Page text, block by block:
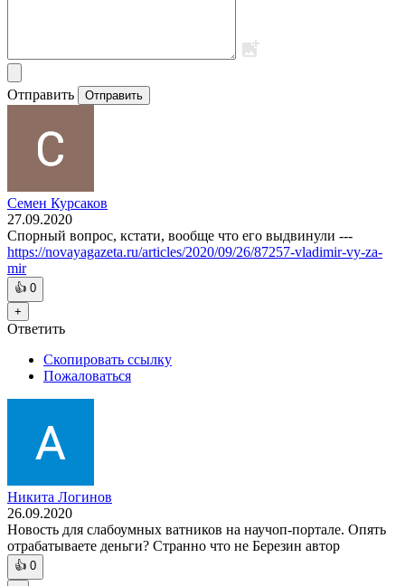
Отправить Отправить
Семен Курсаков
27.09.2020
Спорный вопрос, кстати, вообще что его выдвинули ---
https://novayagazeta.ru/articles/2020/09/26/87257-vladimir-vy-za-
mir
👍 0
+
Ответить
Скопировать ссылку
Пожаловаться
Никита Логинов
26.09.2020
Новость для слабоумных ватников на научоп-портале. Опять
отрабатываете деньги? Странно что не Березин автор
👍 0